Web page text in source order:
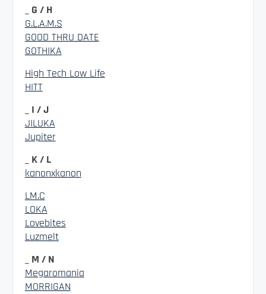
_ G / H
G.L.A.M.S
GOOD THRU DATE
GOTHIKA
High Tech Low Life
HITT
_ I / J
JILUKA
Jupiter
_ K / L
kanonxkanon
LM.C
LOKA
Lovebites
Luzmelt
_ M / N
Megaromania
MORRIGAN